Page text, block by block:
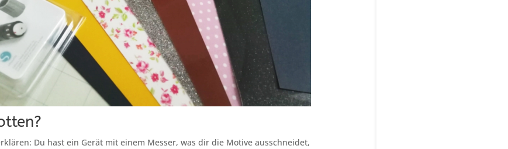
Du hast ein Gerät mit einem Messer, was dir die Motive ausschneidet,